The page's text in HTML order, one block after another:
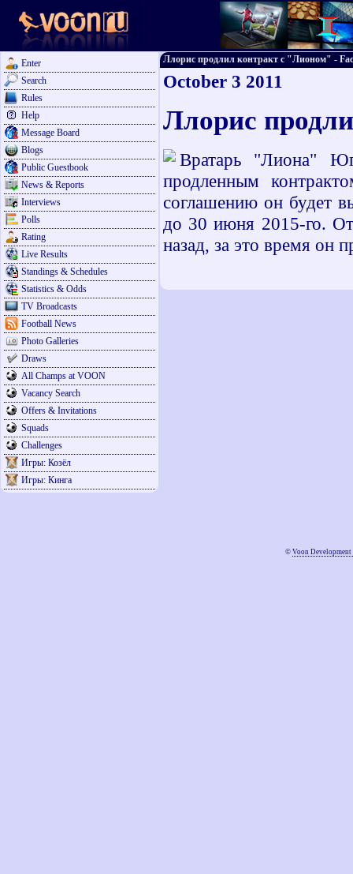
Enter
Search
Rules
Help
Message Board
Blogs
Public Guestbook
News & Reports
Interviews
Polls
Rating
Live Results
Standings & Schedules
Statistics & Odds
TV Broadcasts
Football News
Photo Galleries
Draws
All Champs at VOON
Vacancy Search
Offers & Invitations
Squads
Challenges
Игры: Козёл
Игры: Кинга
Ллорис продлил контракт с "Лионом" -
October 3 2011
Ллорис
Вратарь "Лиона"
продленным
соглашению он будет
до 30 июня 2015-го.
назад, за это время он
© Voon Development